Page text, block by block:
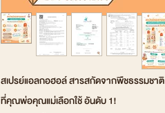
สเปรย์แอลกอฮอล์ สารสกัดจากพืชธรรมชาติ
ที่คุณพ่อคุณแม่เลือกใช้ อันดับ 1!